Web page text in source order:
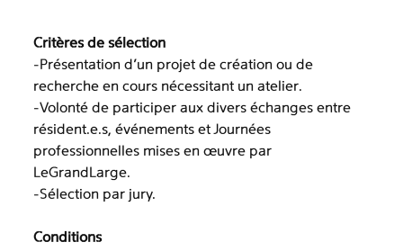
Critères de sélection
-Présentation d’un projet de création ou de
recherche en cours nécessitant un atelier.
-Volonté de participer aux divers échanges entre
résident.e.s, événements et Journées
professionnelles mises en œuvre par
LeGrandLarge.
-Sélection par jury.
Conditions